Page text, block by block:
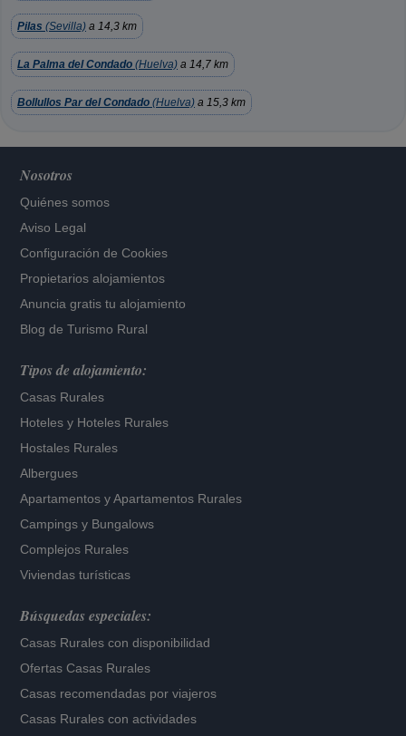
Pilas (Sevilla) a 14,3 km
La Palma del Condado (Huelva) a 14,7 km
Bollullos Par del Condado (Huelva) a 15,3 km
Nosotros
Quiénes somos
Aviso Legal
Configuración de Cookies
Propietarios alojamientos
Anuncia gratis tu alojamiento
Blog de Turismo Rural
Tipos de alojamiento:
Casas Rurales
Hoteles y Hoteles Rurales
Hostales Rurales
Albergues
Apartamentos yApartamentos Rurales
Campings y Bungalows
Complejos Rurales
Viviendas turísticas
Búsquedas especiales:
Casas Rurales con disponibilidad
Ofertas Casas Rurales
Casas recomendadas por viajeros
Casas Rurales con actividades